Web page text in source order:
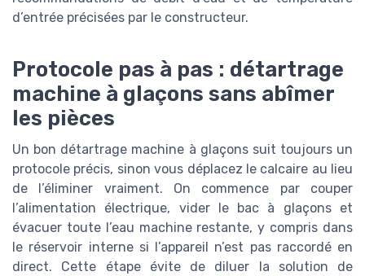
d’entrée précisées par le constructeur.
Protocole pas à pas : détartrage
machine à glaçons sans abîmer
les pièces
Un bon détartrage machine à glaçons suit toujours un
protocole précis, sinon vous déplacez le calcaire au lieu
de l’éliminer vraiment. On commence par couper
l’alimentation électrique, vider le bac à glaçons et
évacuer toute l’eau machine restante, y compris dans
le réservoir interne si l’appareil n’est pas raccordé en
direct. Cette étape évite de diluer la solution de